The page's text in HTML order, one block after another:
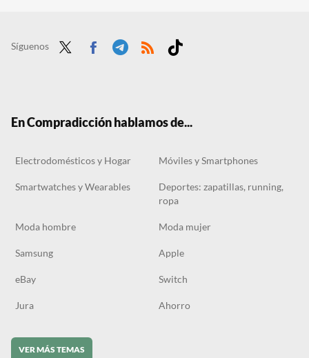
Síguenos
En Compradicción hablamos de...
Electrodomésticos y Hogar Móviles y Smartphones
Smartwatches y Wearables
Deportes: zapatillas, running,
ropa
Moda hombre Moda mujer
Samsung Apple
eBay Switch
Jura Ahorro
VER MÁS TEMAS